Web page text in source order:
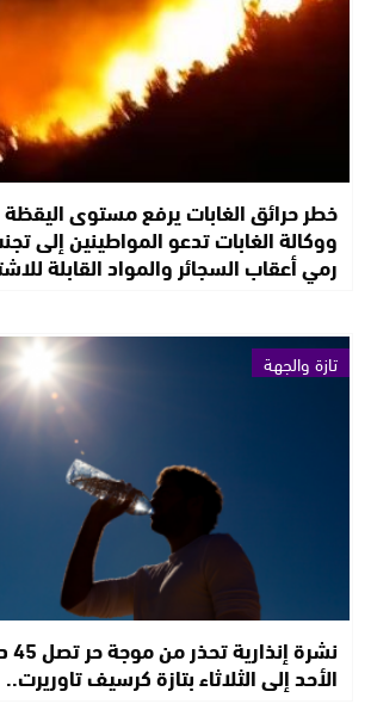
خطر حرائق الغابات يرفع مستوى
ووكالة الغابات تدعو المواطينين إلى
رمي أعقاب السجائر والمواد القابلة
تازة والجهة
الأحد إلى الثلاثاء بتازة كرسيف تاوريرت..